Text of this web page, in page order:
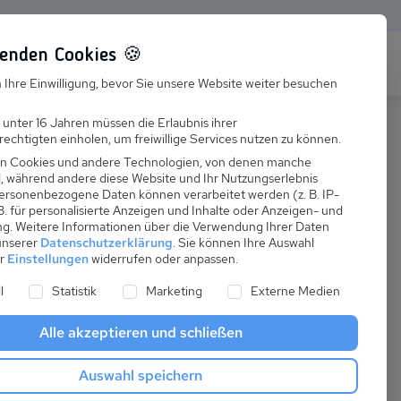
Suchen
Karriere
Ausbildung
ab
pro Nacht
Anreise
Cookies 🍪
Einwilligung, bevor Sie unsere Website weiter besuchen
16 Jahren müssen die Erlaubnis ihrer
einholen, um freiwillige Services nutzen zu können.
Cookies und andere Technologien, von denen manche
während andere diese Website und Ihr Nutzungserlebnis
Daten können verarbeitet werden (z. B. IP-
für personalisierte Anzeigen und Inhalte oder Anzeigen- und
Weitere Informationen über die Verwendung Ihrer Daten
Datenschutzerklärung. Sie können Ihre Auswahl
Einstellungenwiderrufen oder anpassen.
Liste der Service-Gruppen, für die eine Einwilligung
Statistik Marketing Externe Medien
Alle akzeptieren und schließen
Auswahl speichern